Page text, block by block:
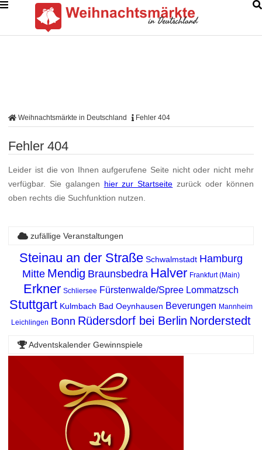
Weihnachtsmärkte in Deutschland Fehler 404
Fehler 404
Leider ist die von Ihnen aufgerufene Seite nicht oder nicht mehr
verfügbar. Sie galangen hier zur Startseite zurück oder können
oben rechts die Suchfunktion nutzen.
zufällige Veranstaltungen
Steinau an der Straße Schwalmstadt Hamburg
Mitte Mendig Braunsbedra Halver Frankfurt (Main)
Erkner Schliersee Fürstenwalde/Spree Lommatzsch
Stuttgart Kulmbach Bad Oeynhausen Beverungen Mannheim
Leichlingen Bonn Rüdersdorf bei Berlin Norderstedt
Adventskalender Gewinnspiele